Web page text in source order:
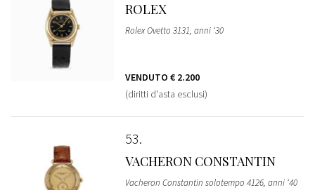
ROLEX
Rolex Ovetto 3131, anni ‘30
VENDUTO € 2.200
(diritti d'asta esclusi)
53
VACHERON CONSTANTIN
Vacheron Constantin solotempo 4126, anni ‘40